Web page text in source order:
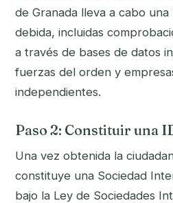
de Granada lleva a cabo
debida, incluidas
a través de bases de datos
fuerzas del orden y
independientes.
Paso 2: Constituir una
Una vez obtenida la
constituye una Sociedad
bajo la Ley de Sociedades